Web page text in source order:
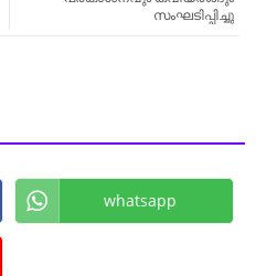
സംഘടിപ്പിച്ചു
whatsapp